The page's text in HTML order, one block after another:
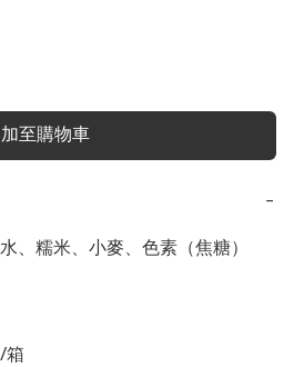
加至購物車
−
、糯米、小麥、色素（焦糖）
箱